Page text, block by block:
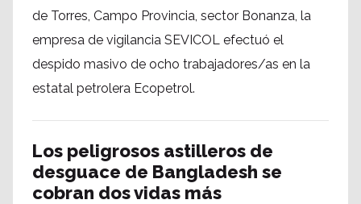
de Torres, Campo Provincia, sector Bonanza, la
empresa de vigilancia SEVICOL efectuó el
despido masivo de ocho trabajadores/as en la
estatal petrolera Ecopetrol.
Los peligrosos astilleros de
desguace de Bangladesh se
cobran dos vidas más